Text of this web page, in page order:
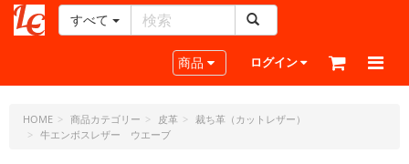
ー
ラ
フ
すべて
Toggle navigation
商品 ログイン
HOME 商品カテゴリー 皮革
裁ち革（カットレザー）
牛エンボスレザー ウエーブ